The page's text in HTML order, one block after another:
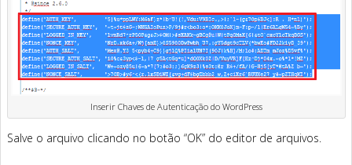
Inserir Chaves de Autenticação do WordPress
Salve o arquivo clicando no botão “OK” do editor de arquivos.